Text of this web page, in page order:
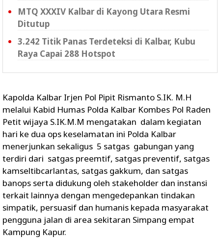
MTQ XXXIV Kalbar di Kayong Utara Resmi
Ditutup
3.242 Titik Panas Terdeteksi di Kalbar, Kubu
Raya Capai 288 Hotspot
Kapolda Kalbar Irjen Pol Pipit Rismanto S.IK. M.H
melalui Kabid Humas Polda Kalbar Kombes Pol Raden
Petit wijaya S.IK.M.M mengatakan dalam kegiatan
hari ke dua ops keselamatan ini Polda Kalbar
menerjunkan sekaligus 5 satgas gabungan yang
terdiri dari satgas preemtif, satgas preventif, satgas
kamseltibcarlantas, satgas gakkum, dan satgas
banops serta didukung oleh stakeholder dan instansi
terkait lainnya dengan mengedepankan tindakan
simpatik, persuasif dan humanis kepada masyarakat
pengguna jalan di area sekitaran Simpang empat
Kampung Kapur.